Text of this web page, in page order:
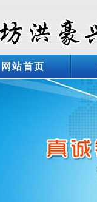
网站首页